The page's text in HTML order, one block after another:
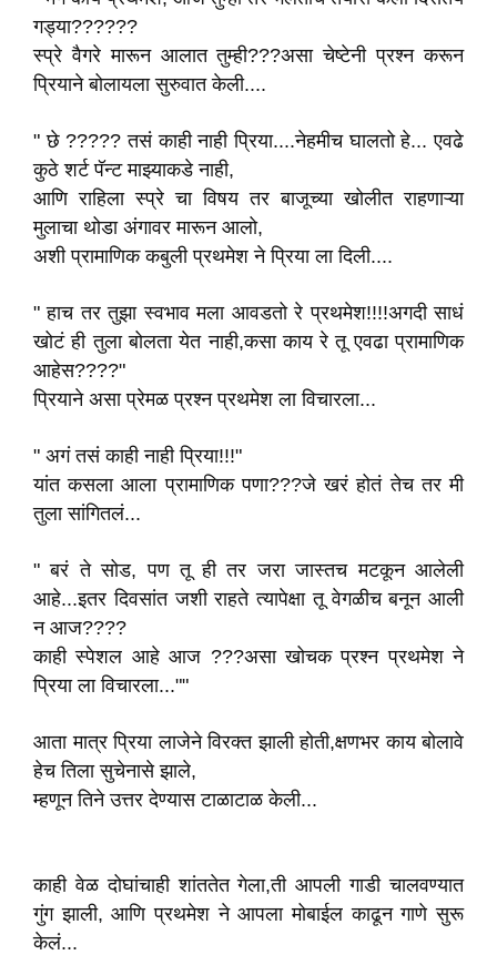
गड्या??????
स्प्रे वैगरे मारून आलात तुम्ही???असा चेष्टेनी प्रश्न करून
प्रियाने बोलायला सुरुवात केली....
" छे ????? तसं काही नाही प्रिया....नेहमीच घालतो हे... एवढे
कुठे शर्ट पॅन्ट माझ्याकडे नाही,
आणि राहिला स्प्रे चा विषय तर बाजूच्या खोलीत राहणाऱ्या
मुलाचा थोडा अंगावर मारून आलो,
अशी प्रामाणिक कबुली प्रथमेश ने प्रिया ला दिली....
" हाच तर तुझा स्वभाव मला आवडतो रे प्रथमेश!!!!अगदी साधं
खोटं ही तुला बोलता येत नाही,कसा काय रे तू एवढा प्रामाणिक
आहेस????"
प्रियाने असा प्रेमळ प्रश्न प्रथमेश ला विचारला...
" अगं तसं काही नाही प्रिया!!!"
यांत कसला आला प्रामाणिक पणा???जे खरं होतं तेच तर मी
तुला सांगितलं...
" बरं ते सोड, पण तू ही तर जरा जास्तच मटकून आलेली
आहे...इतर दिवसांत जशी राहते त्यापेक्षा तू वेगळीच बनून आली
न आज????
काही स्पेशल आहे आज ???असा खोचक प्रश्न प्रथमेश ने
प्रिया ला विचारला...""
आता मात्र प्रिया लाजेने विरक्त झाली होती,क्षणभर काय बोलावे
हेच तिला सुचेनासे झाले,
म्हणून तिने उत्तर देण्यास टाळाटाळ केली...
काही वेळ दोघांचाही शांततेत गेला,ती आपली गाडी चालवण्यात
गुंग झाली, आणि प्रथमेश ने आपला मोबाईल काढून गाणे सुरू
केलं...